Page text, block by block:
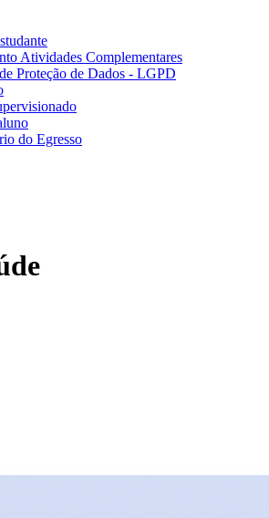
Atividades Complementares
Proteção de Dados - LGPD
do Egresso